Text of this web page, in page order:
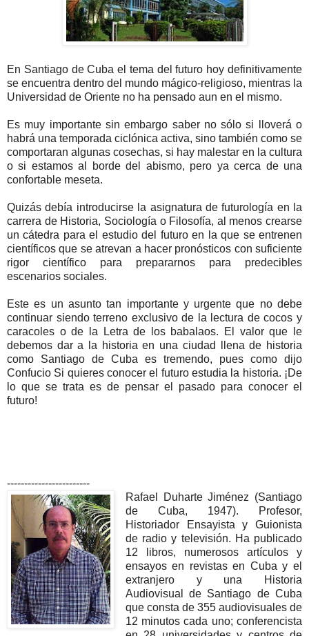
En Santiago de Cuba el tema del futuro hoy definitivamente
se encuentra dentro del mundo mágico-religioso, mientras la
Universidad de Oriente no ha pensado aun en el mismo.
Es muy importante sin embargo saber no sólo si lloverá o
habrá una temporada ciclónica activa, sino también como se
comportaran algunas cosechas, si hay malestar en la cultura
o si estamos al borde del abismo, pero ya cerca de una
confortable meseta.
Quizás debía introducirse la asignatura de futurología en la
carrera de Historia, Sociología o Filosofía, al menos crearse
un cátedra para el estudio del futuro en la que se entrenen
científicos que se atrevan a hacer pronósticos con suficiente
rigor científico para prepararnos para predecibles
escenarios sociales.
Este es un asunto tan importante y urgente que no debe
continuar siendo terreno exclusivo de la lectura de cocos y
caracoles o de la Letra de los babalaos. El valor que le
debemos dar a la historia en una ciudad llena de historia
como Santiago de Cuba es tremendo, pues como dijo
Confucio Si quieres conocer el futuro estudia la historia. ¡De
lo que se trata es de pensar el pasado para conocer el
futuro!
------------------------
Rafael Duharte Jiménez (Santiago
de Cuba, 1947). Profesor,
Historiador Ensayista y Guionista
de radio y televisión. Ha publicado
12 libros, numerosos artículos y
ensayos en revistas en Cuba y el
extranjero y una Historia
Audiovisual de Santiago de Cuba
que consta de 355 audiovisuales de
12 minutos cada uno; conferencista